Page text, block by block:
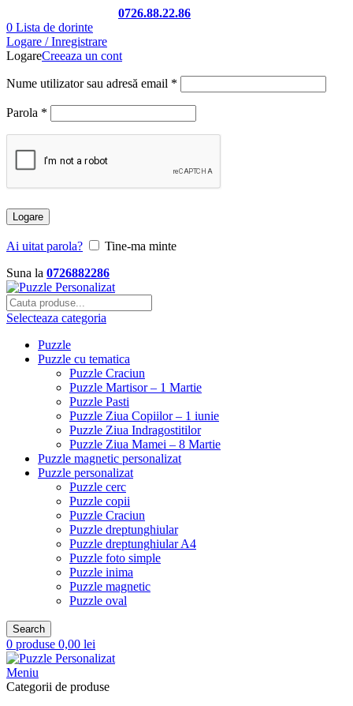
0726.88.22.86
0 Lista de dorinte
Logare / Inregistrare
LogareCreeaza un cont
Nume utilizator sau adresă email *
Parola *
Logare
Ai uitat parola?
Tine-ma minte
Suna la 0726882286
Selecteaza categoria
Puzzle
Puzzle cu tematica
Puzzle Craciun
Puzzle Martisor – 1 Martie
Puzzle Pasti
Puzzle Ziua Copiilor – 1 iunie
Puzzle Ziua Indragostitilor
Puzzle Ziua Mamei – 8 Martie
Puzzle magnetic personalizat
Puzzle personalizat
Puzzle cerc
Puzzle copii
Puzzle Craciun
Puzzle dreptunghiular
Puzzle dreptunghiular A4
Puzzle foto simple
Puzzle inima
Puzzle magnetic
Puzzle oval
Search
0 produse 0,00 lei
Meniu
Categorii de produse